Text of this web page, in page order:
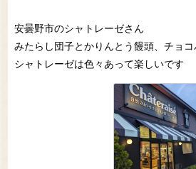
安曇野市のシャトレーゼさん
みたらし団子とかりんとう饅頭、チョ
シャトレーゼは色々あって楽しいです